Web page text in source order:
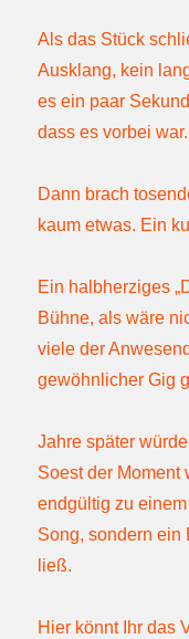
Als das Stück
Ausklang, kein
es ein paar
dass es vorbei war.
Dann brach
kaum etwas. Ein
Ein halbherziges
Bühne, als wäre
viele der
gewöhnlicher Gig
Jahre später
Soest der Moment
endgültig zu
Song, sondern ein
ließ.
Hier könnt Ihr das